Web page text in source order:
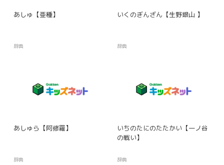
あしゅ【亜種】
辞典
いくのぎんざん【生野銀山 】
辞典
あしゅら【阿修羅】
辞典
いちのたにのたたかい【一ノ谷
の戦い】
辞典